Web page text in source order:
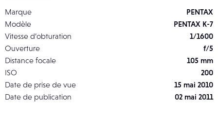
Marque
PENTAX
Modèle
PENTAX K-7
Vitesse d’obturation
1/1600
Ouverture
f/5
Distance focale
105 mm
ISO
200
Date de prise de vue
15 mai 2010
Date de publication
02 mai 2011